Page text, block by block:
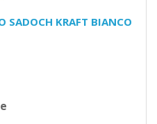
SADOCH KRAFT BIANCO